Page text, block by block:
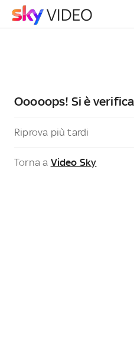
Ooooops! Si è
Riprova più tardi
Torna a Video Sky